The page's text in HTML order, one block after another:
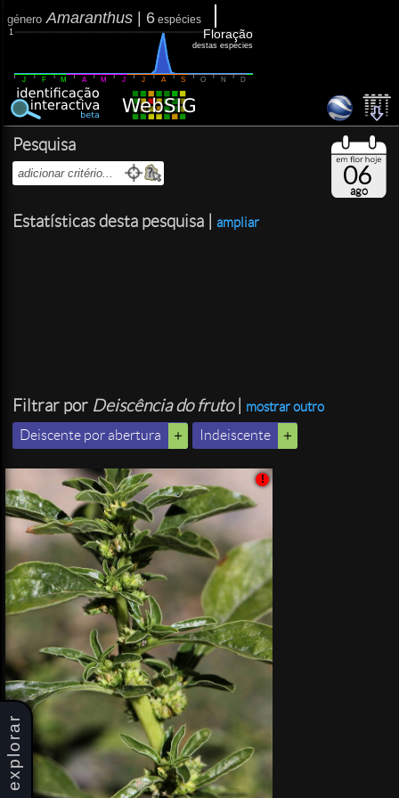
explorar
género Amaranthus 6 espécies
1
J F M A M J J A S O N D
Floração
destas espécies
Pesquisa
Estatísticas desta pesquisa | ampliar
Filtrar por Deiscência do fruto|
mostrar outro
Deiscente por abertura
Indeiscente
06
ago
!